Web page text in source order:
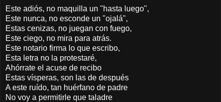
Este adiós, no maquilla un "hasta luego",
Este nunca, no esconde un "ojalá",
Estas cenizas, no juegan con fuego,
Este ciego, no mira para atrás.
Este notario firma lo que escribo,
Esta letra no la protestaré,
Ahórrate el acuse de recibo
Estas vísperas, son las de después
A este ruído, tan huérfano de padre
No voy a permitirle que taladre